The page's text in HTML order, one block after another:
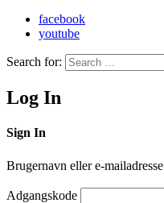
facebook
youtube
Search for:
Log In
Sign In
Brugernavn eller e-mailadresse
Adgangskode